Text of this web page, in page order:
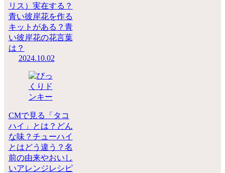
リス）実在する？
青い彼岸花を作る
キットがある？青
い彼岸花の花言葉
は？
2024.10.02
CMで見る「タコ
ハイ」とは？どん
な味？チューハイ
とはどう違う？名
前の由来やおいし
いアレンジレシピ